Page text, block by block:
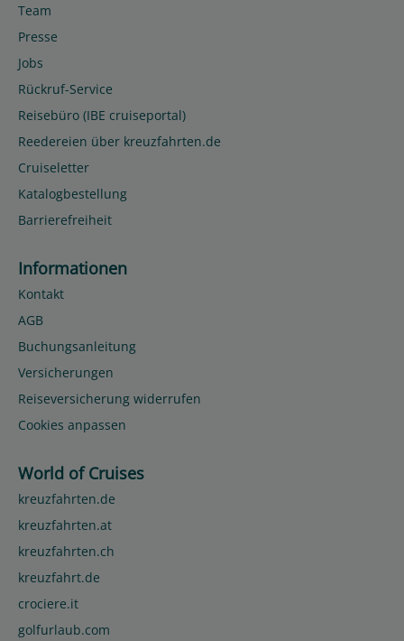
Team
Presse
Jobs
Rückruf-Service
Reisebüro (IBE cruiseportal)
Reedereien über kreuzfahrten.de
Cruiseletter
Katalogbestellung
Barrierefreiheit
Informationen
Kontakt
AGB
Buchungsanleitung
Versicherungen
Reiseversicherung widerrufen
Cookies anpassen
World of Cruises
kreuzfahrten.de
kreuzfahrten.at
kreuzfahrten.ch
kreuzfahrt.de
crociere.it
golfurlaub.com